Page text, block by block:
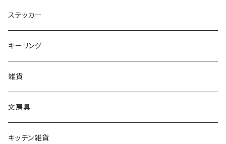
ステッカー
キーリング
雑貨
文房具
キッチン雑貨